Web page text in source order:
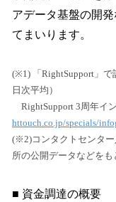
アデータ基盤の開
てまいります。
(※1) 「RightSupport」で
日次平均）
RightSupport 3周年イ
httouch.co.jp/specials/
(※2)コンタクトセンタ
所の公開データなどを
■ 資金調達の概要